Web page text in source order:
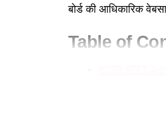
बोर्ड की आधिकारिक
Table of
RSSB